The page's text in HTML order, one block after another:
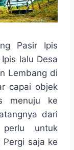
Pasir Ipis
lalu Desa
Lembang di
capai objek
menuju ke
dari
untuk
saja ke